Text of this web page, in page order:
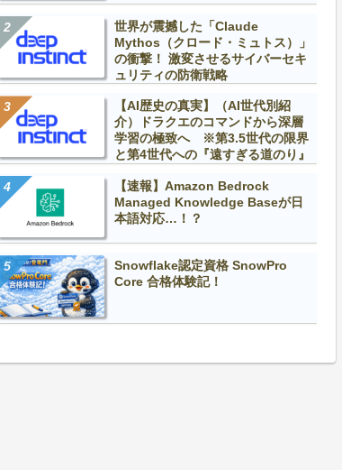
ブジェクトを自動的に削除 ※デプロイ時にコメントアウト
ケットも削除 ※デプロイ時にRETAINに修正
ル作成
ル名
バージョンの有効期限:366日後にオブジェクトを削除
加1
世界が震撼した「Claude
Mythos（クロード・ミュトス）」
の衝撃！ 激変させるサイバーセキ
ュリティの防衛戦略
【AI歴史の真実】（AI世代別紹
介）ドラクエのコマンドから深層
学習の極致へ ※第3.5世代の限界
と第4世代への『遠すぎる道のり』
【速報】Amazon Bedrock
Managed Knowledge Baseが日
本語対応…！？
Snowflake認定資格 SnowPro
Core 合格体験記！